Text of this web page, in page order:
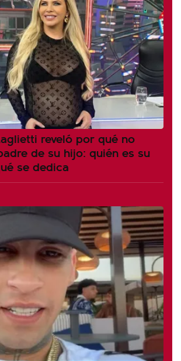
reveló por qué no
de su hijo: quién es su
se dedica